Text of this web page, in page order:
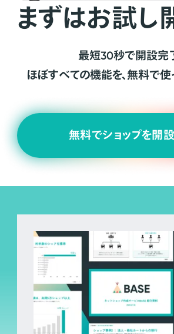
まずはお試し
最短30秒で開設完
ほぼすべての機能を、無料で使
無料でショップを開